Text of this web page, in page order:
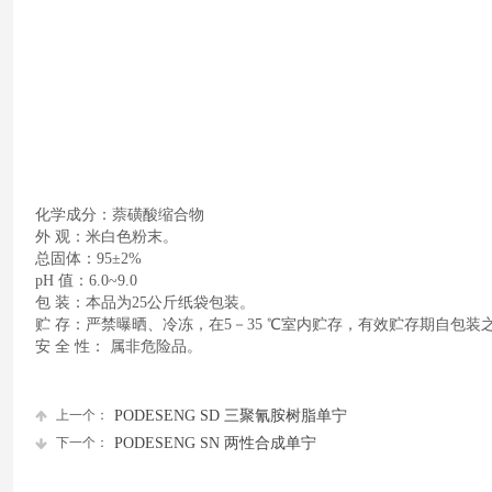
化学成分：萘磺酸缩合物
外 观：米白色粉末。
总固体：95±2%
pH 值：6.0~9.0
包 装：本品为25公斤纸袋包装。
贮 存：严禁曝晒、冷冻，在5－35 ℃室内贮存，有效贮存期自包装
安 全 性： 属非危险品。
上一个： PODESENG SD 三聚氰胺树脂单宁
下一个： PODESENG SN 两性合成单宁